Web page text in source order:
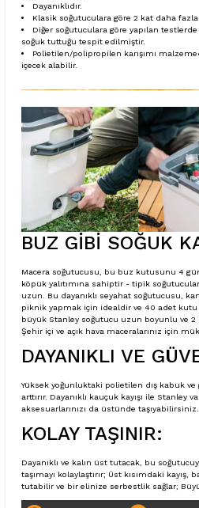
Dayanıklıdır.
Klasik soğutuculara göre 2 kat daha fazla
Diğer soğutuculara göre yapılan
soğuk tuttuğu tespit edilmiştir.
Polietilen/polipropilen karışımı
içecek alabilir.
BUZ GİBİ SOĞUK
Macera soğutucusu, bu buz kutusunu 4
köpük yalıtımına sahiptir - tipik
uzun. Bu dayanıklı seyahat soğutucusu,
piknik yapmak için idealdir ve 40 adet kutu
büyük Stanley soğutucu uzun boyunlu ve 2
Şehir içi ve açık hava maceralarınız için
DAYANIKLI VE
Yüksek yoğunluktaki polietilen dış kabuk ve
arttırır. Dayanıklı kauçuk kayışı ile
aksesuarlarınızı da üstünde taşıyabilirsiniz.
KOLAY TAŞINIR:
Dayanıklı ve kalın üst tutacak, bu
taşımayı kolaylaştırır; Üst kısımdaki kayış,
tutabilir ve bir elinize serbestlik sağlar;